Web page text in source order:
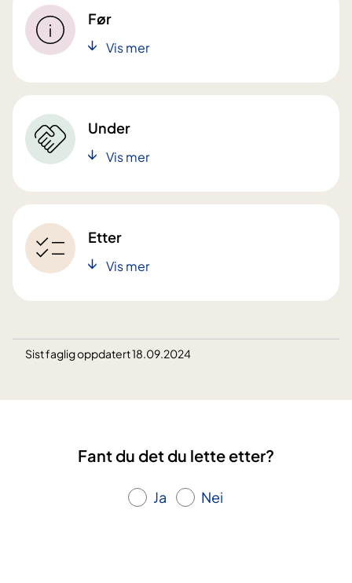
Før
Vis mer
Under
Vis mer
Etter
Vis mer
Sist faglig oppdatert 18.09.2024
Fant du det du lette etter?
Ja Nei